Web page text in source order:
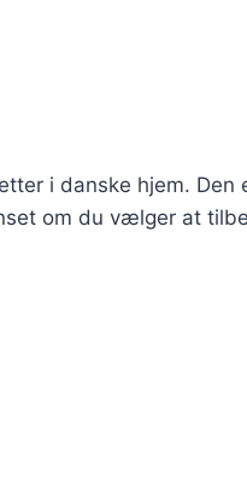
i danske hjem. Den
om du vælger at